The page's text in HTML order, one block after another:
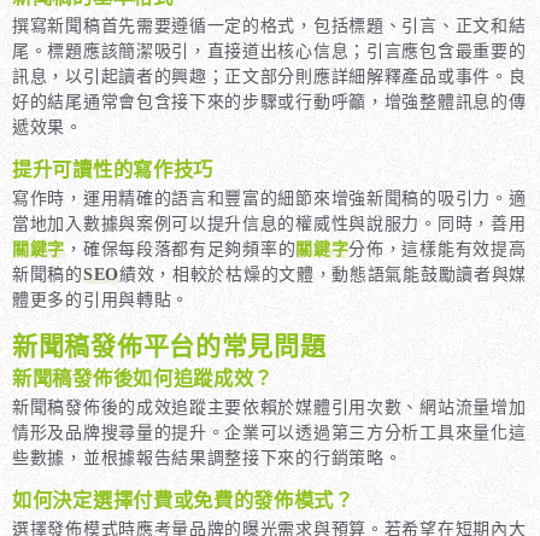
撰寫新聞稿首先需要遵循一定的格式，包括標題、引言、正文和結
尾。標題應該簡潔吸引，直接道出核心信息；引言應包含最重要的
訊息，以引起讀者的興趣；正文部分則應詳細解釋產品或事件。良
好的結尾通常會包含接下來的步驟或行動呼籲，增強整體訊息的傳
遞效果。
提升可讀性的寫作技巧
寫作時，運用精確的語言和豐富的細節來增強新聞稿的吸引力。適
當地加入數據與案例可以提升信息的權威性與說服力。同時，善用
關鍵字 ，確保每段落都有足夠頻率的關鍵字分佈，這樣能有效提高
新聞稿的SEO績效，相較於枯燥的文體，動態語氣能鼓勵讀者與媒
體更多的引用與轉貼。
新聞稿發佈平台的常見問題
新聞稿發佈後如何追蹤成效？
新聞稿發佈後的成效追蹤主要依賴於媒體引用次數、網站流量增加
情形及品牌搜尋量的提升。企業可以透過第三方分析工具來量化這
些數據，並根據報告結果調整接下來的行銷策略。
如何決定選擇付費或免費的發佈模式？
選擇發佈模式時應考量品牌的曝光需求與預算。若希望在短期內大